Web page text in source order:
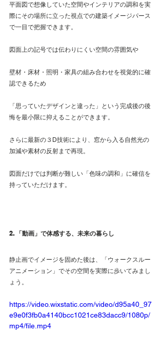
平面図で想像していた空間やインテリアの調和を実
際にその場所に立った視点での建築イメージパース
で一目で把握できます。
図面上の記号では伝わりにくい空間の雰囲気や
壁材・床材・照明・家具の組み合わせを視覚的に確
認できるため
「思っていたデザインと違った」という完成後の後
悔を最小限に抑えることができます。
さらに最新の３D技術により、窓から入る自然光の
加減や素材の反射まで再現。
図面だけでは判断が難しい「色味の調和」に確信を
持っていただけます。
2. 「動画」で体感する、未来の暮らし
静止画でイメージを固めた後は、「ウォークスルー
アニメーション」でその空間を実際に歩いてみまし
ょう。
https://video.wixstatic.com/video/d95a40_97
e9e0f3fb0a4140bcc1021ce83dacc9/1080p/
mp4/file.mp4